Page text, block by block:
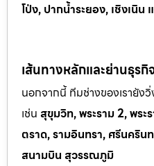
โป่ง, ปากน้ำระยอง, เชิงเนิน
เส้นทางหลักและย่านธุรกิ
นอกจากนี้ ทีมช่างของเรายัง
เช่น สุขุมวิท, พระราม 2, พระ
ตราด, รามอินทรา, ศรีนคริน
สนามบิน สุวรรณภูมิ